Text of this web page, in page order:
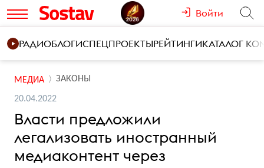
Войти
РАДИОБЛОГИСПЕЦПРОЕКТЫРЕЙТИНГИКАТАЛОГ
МЕДИА ЗАКОНЫ
20.04.2022
Власти предложили
легализовать иностранный
медиаконтент через